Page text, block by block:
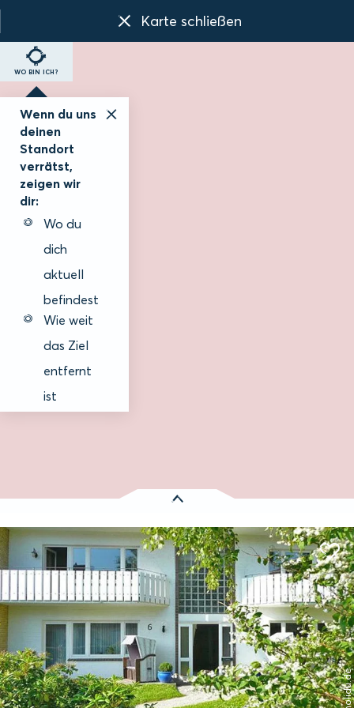
Karte schließen
WO BIN ICH?
Wenn du uns
deinen
Standort
verrätst,
zeigen wir
dir:
Wo du
dich
aktuell
befindest
Wie weit
das Ziel
entfernt
ist
Es wurden 1 Treffergefunden:
Entfernung anzeigen
© holidu.de